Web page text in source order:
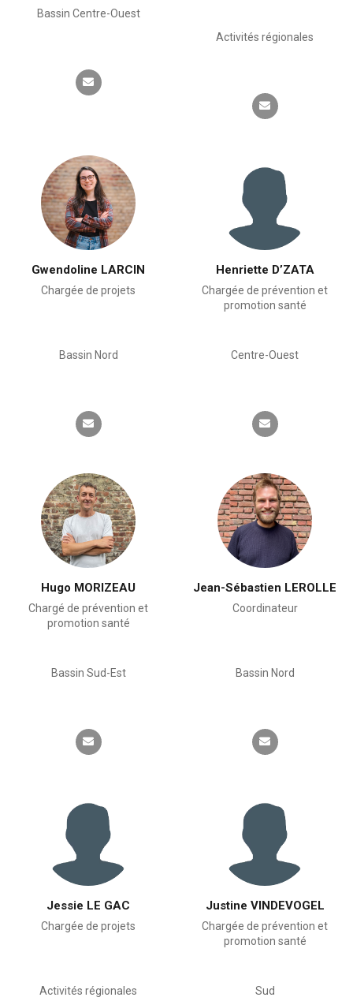
Bassin Centre-Ouest
Activités régionales
Gwendoline LARCIN
Chargée de projets
Bassin Nord
Henriette D’ZATA
Chargée de prévention et
promotion santé
Centre-Ouest
Hugo MORIZEAU
Chargé de prévention et
promotion santé
Bassin Sud-Est
Jean-Sébastien LEROLLE
Coordinateur
Bassin Nord
Jessie LE GAC
Chargée de projets
Activités régionales
Justine VINDEVOGEL
Chargée de prévention et
promotion santé
Sud